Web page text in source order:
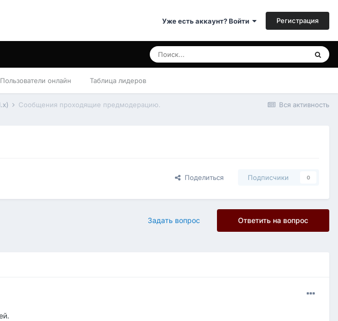
Уже есть аккаунт? Войти Регистрация
Пользователи онлайн Таблица лидеров
Вся активность
Сообщения проходящие предмодерацию.
Поделиться Подписчики 0
Ответить на вопрос
Задать вопрос